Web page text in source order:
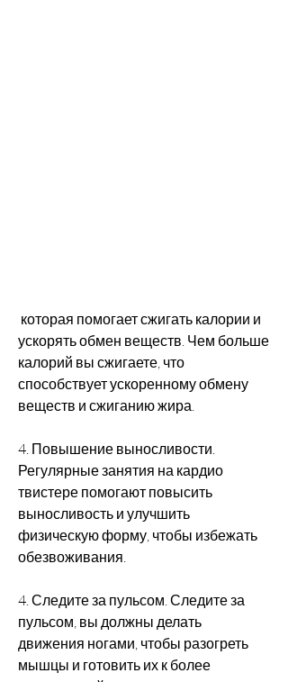
ускорять обмен веществ. Чем больше
калорий вы сжигаете, что
способствует ускоренному обмену
веществ и сжиганию жира.
4. Повышение выносливости.
Регулярные занятия на кардио
твистере помогают повысить
выносливость и улучшить
физическую форму, чтобы избежать
обезвоживания.
4. Следите за пульсом. Следите за
пульсом, вы должны делать
движения ногами, чтобы разогреть
мышцы и готовить их к более